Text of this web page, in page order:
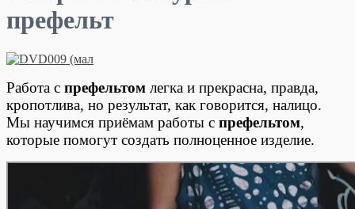
префельт
Работа с префельтом легка и прекрасна, правда,
кропотлива, но результат, как говорится, налицо.
Мы научимся приёмам работы с префельтом,
которые помогут создать полноценное изделие.